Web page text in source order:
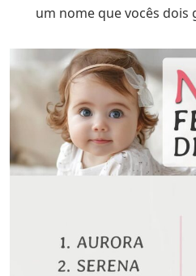
um nome que vocês dois